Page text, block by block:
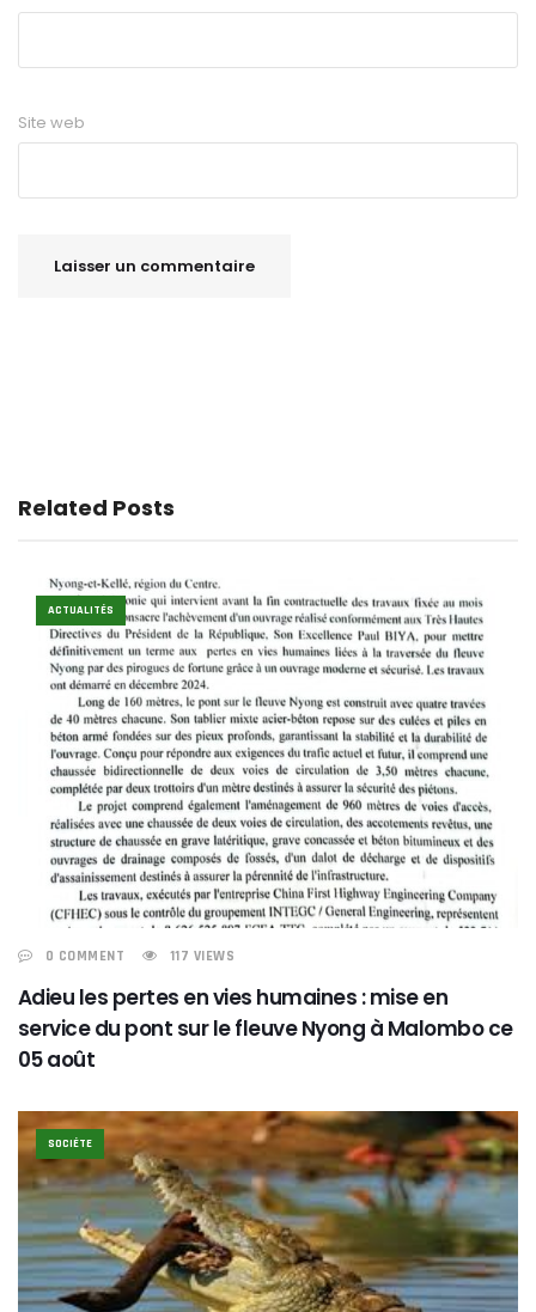
Site web
Related Posts
ACTUALITÉS
0 COMMENT 117 VIEWS
Adieu les pertes en vies humaines : mise en
service du pont sur le fleuve Nyong à Malombo ce
05 août
SOCIÉTE